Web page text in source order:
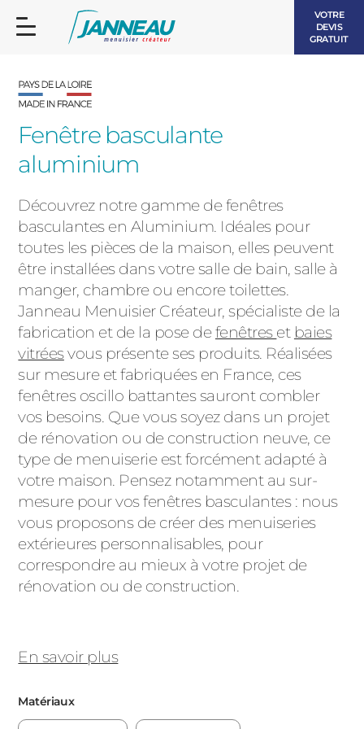
VOTRE
DEVIS
GRATUIT
Fenêtre basculante
aluminium
Découvrez notre gamme de fenêtres
basculantes en Aluminium. Idéales pour
toutes les pièces de la maison, elles peuvent
être installées dans votre salle de bain, salle à
manger, chambre ou encore toilettes.
Janneau Menuisier Créateur,spécialiste de la
fabrication et de la pose defenêtres et baies
vitréesvous présente ses produits. Réalisées
sur mesure et fabriquées en France, ces
fenêtres oscillo battantes sauront combler
vos besoins. Que vous soyez dans un projet
de rénovation ou de construction neuve, ce
type de menuiserie est forcément adapté à
votre maison. Pensez notamment au sur-
mesure pour vosfenêtres basculantes: nous
vous proposons de créer des menuiseries
extérieures personnalisables, pour
correspondre au mieux à votre projet de
rénovation ou de construction.
En savoir plus
Matériaux
BOIS
PVC
BAIES VITRÉES
PORTES D’ENTRÉE
LES CONTEMPORAINES
LES INTEMPORELLES
LES LUMINEUSES
VOLETS ROULANTS
PERGOLAS
PORTAILS ET PORTILLONS
CARPORTS
CLÔTURES